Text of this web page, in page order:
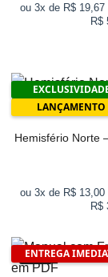
ou 3x de R$
R$
LANÇAMENTO
Hemisfério Norte
ou 3x de R$
R$
ENTREGA
New!